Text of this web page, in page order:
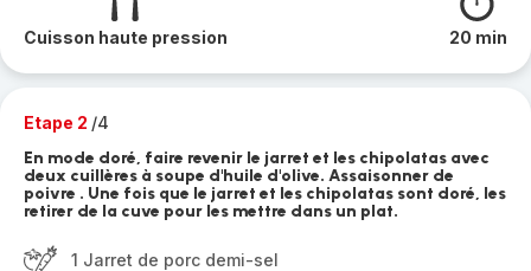
Cuisson haute pression 20 min
Etape 2 /4
En mode doré, faire revenir le jarret et les chipolatas avec
deux cuillères à soupe d'huile d'olive. Assaisonner de
poivre . Une fois que le jarret et les chipolatas sont doré, les
retirer de la cuve pour les mettre dans un plat.
1 Jarret de porc demi-sel